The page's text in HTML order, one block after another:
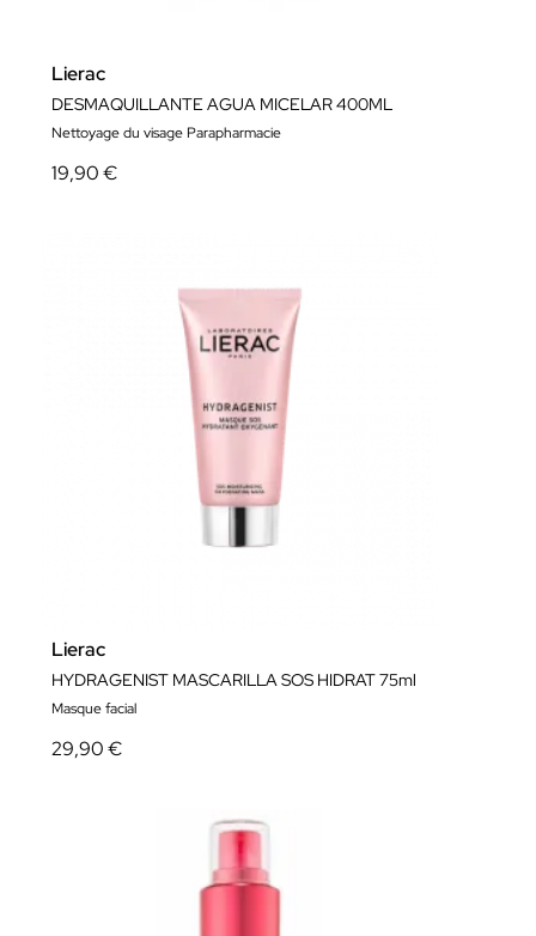
Lierac
DESMAQUILLANTE AGUA MICELAR 400ML
Nettoyage du visage Parapharmacie
19,90 €
Lierac
HYDRAGENIST MASCARILLA SOS HIDRAT 75ml
Masque facial
29,90 €